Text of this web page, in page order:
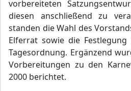
vorbereiteten
diesen anschließend zu
standen die Wahl des
Elferrat sowie die
Tagesordnung. Ergänzend
Vorbereitungen zu den
2000 berichtet.